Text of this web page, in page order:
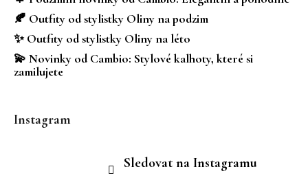
🍂 Outfity od stylistky Oliny na podzim
✨ Outfity od stylistky Oliny na léto
💫 Novinky od Cambio: Stylové kalhoty, které si
zamilujete
Instagram
Sledovat na Instagramu